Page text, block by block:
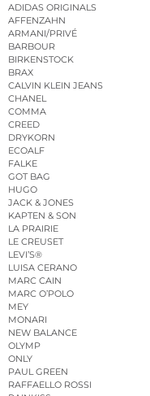
ADIDAS ORIGINALS
AFFENZAHN
ARMANI/PRIVÉ
BARBOUR
BIRKENSTOCK
BRAX
CALVIN KLEIN JEANS
CHANEL
COMMA
CREED
DRYKORN
ECOALF
FALKE
GOT BAG
HUGO
JACK & JONES
KAPTEN & SON
LA PRAIRIE
LE CREUSET
LEVI’S®
LUISA CERANO
MARC CAIN
MARC O’POLO
MEY
MONARI
NEW BALANCE
OLYMP
ONLY
PAUL GREEN
RAFFAELLO ROSSI